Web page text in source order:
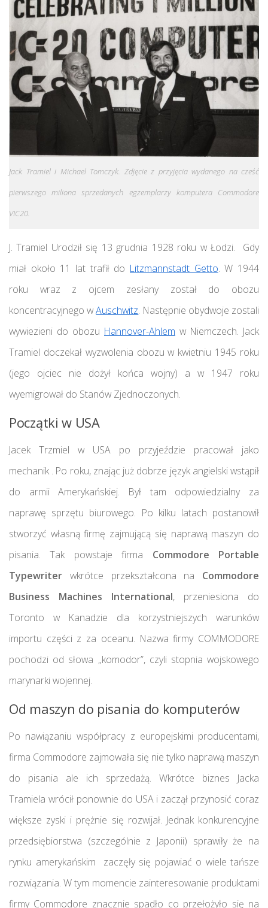
Jack Tramieli Michael Tomczyk. Zdjęcie z przyjęcia wydanego na cześć
pierwszego miliona sprzedanych egzemplarzy komputera Commodore
VIC20.
J. Tramiel Urodził się 13 grudnia 1928 roku w Łodzi. Gdy
miał około 11 lat trafił do Litzmannstadt Getto. W 1944
roku wraz z ojcem zesłany został do obozu
koncentracyjnego wAuschwitz. Następnie obydwoje zostali
wywiezieni do obozu Hannover-Ahlem w Niemczech. Jack
Tramiel doczekał wyzwolenia obozu w kwietniu 1945 roku
(jego ojciec nie dożył końca wojny) a w 1947 roku
wyemigrował do Stanów Zjednoczonych.
Początki w USA
Jacek Trzmiel w USA po przyjeździe pracował jako
mechanik . Po roku, znając już dobrze język angielski wstąpił
do armii Amerykańskiej. Był tam odpowiedzialny za
naprawę sprzętu biurowego. Po kilku latach postanowił
stworzyć własną firmę zajmującą się naprawą maszyn do
pisania. Tak powstaje firma Commodore Portable
Typewriter wkrótce przekształcona na Commodore
Business Machines International, przeniesiona do
Toronto w Kanadzie dla korzystniejszych warunków
importu części z za oceanu. Nazwa firmy COMMODORE
pochodzi od słowa „komodor”, czyli stopnia wojskowego
marynarki wojennej.
Od maszyn do pisania do komputerów
Po nawiązaniu współpracy z europejskimi producentami,
firma Commodore zajmowała się nie tylko naprawą maszyn
do pisania ale ich sprzedażą. Wkrótce biznes Jacka
Tramiela wrócił ponownie do USA i zaczął przynosić coraz
większe zyski i prężnie się rozwijał. Jednak konkurencyjne
przedsiębiorstwa (szczególnie z Japonii) sprawiły że na
rynku amerykańskim zaczęły się pojawiać o wiele tańsze
rozwiązania. W tym momencie zainteresowanie produktami
firmy Commodore znacznie spadło co przełożyło się na